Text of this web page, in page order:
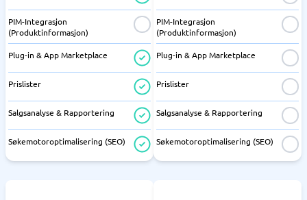
PIM-Integrasjon
(Produktinformasjon)
Plug-in & App Marketplace
Prislister
Salgsanalyse & Rapportering
Søkemotoroptimalisering (SEO)
PIM-Integrasjon
(Produktinformasjon)
Plug-in & App Marketplace
Prislister
Salgsanalyse & Rapportering
Søkemotoroptimalisering (SEO)